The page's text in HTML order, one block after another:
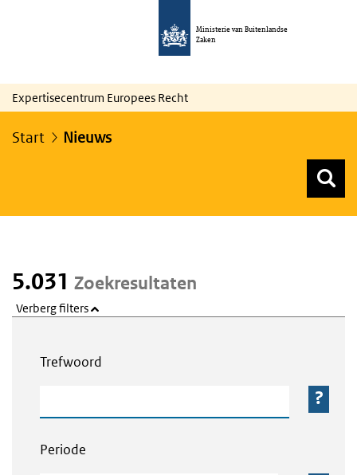
Ministerie van Buitenlandse
Zaken
Expertisecentrum Europees Recht
Start Nieuws
5.031 Zoekresultaten
Verberg filters
Trefwoord
Periode